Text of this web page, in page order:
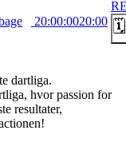
20:00:0020:00 🗓️
dartliga.
hvor passion for
resultater,